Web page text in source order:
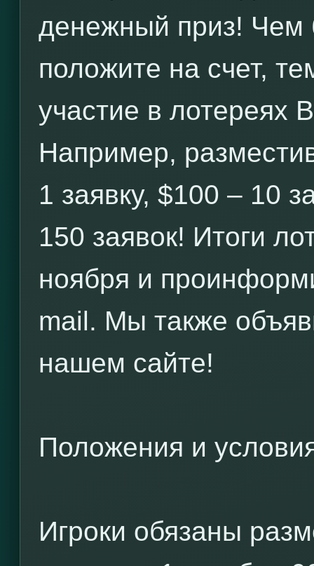
денежный приз! Чем
положите на счет,
участие в лотереях
Например,
1 заявку, $100 – 10
150 заявок! Итоги
ноября и
mail. Мы также
нашем сайте!
Положения и
Игроки обязаны